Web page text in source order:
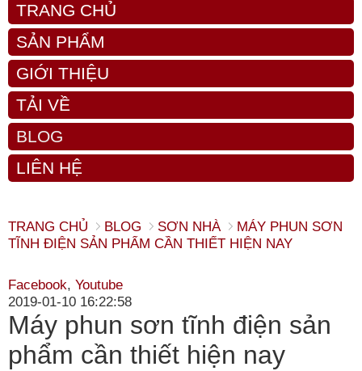
TRANG CHỦ
SẢN PHẨM
GIỚI THIỆU
TẢI VỀ
BLOG
LIÊN HỆ
TRANG CHỦ BLOG SƠN NHÀ
MÁY PHUN SƠN
TĨNH ĐIỆN SẢN PHẨM CẦN THIẾT HIỆN NAY
Facebook, Youtube
2019-01-10 16:22:58
Máy phun sơn tĩnh điện sản
phẩm cần thiết hiện nay